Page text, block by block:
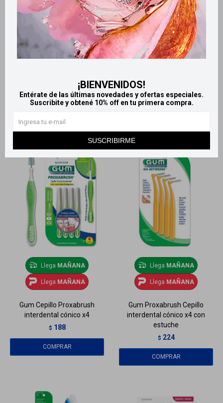
¡BIENVENIDOS!
Entérate de las últimas novedades y ofertas especiales.
Suscribite y obtené 10% off en tu primera compra.
SUSCRIBIRME
Llega MAÑANA
MAÑANA
$ 133
LlegaMAÑANA
LlegaMAÑANA
interdental cilíndrico x4
$ 190
Llega MAÑANA
Llega MAÑANA
Gum Cepillo Proxabrush
interdental cónico x4
$ 188
Llega MAÑANA
Llega MAÑANA
Gum Proxabrush Cepillo
interdental cónico x4 con
estuche
$ 224